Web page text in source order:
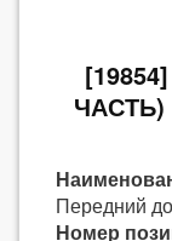
ЧАСТЬ)
Передний
Номер